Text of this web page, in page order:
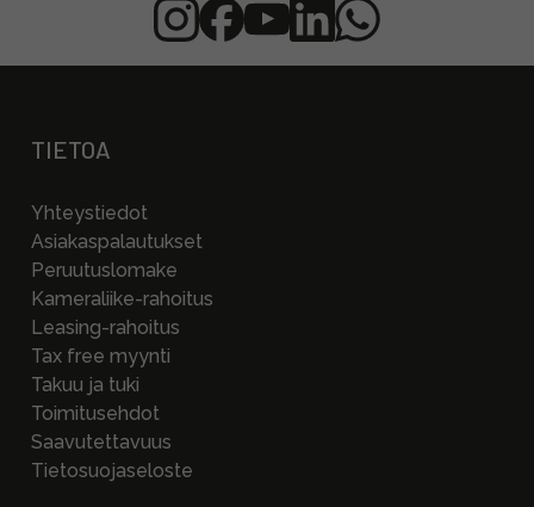
TIETOA
Yhteystiedot
Asiakaspalautukset
Peruutuslomake
Kameraliike-rahoitus
Leasing-rahoitus
Tax free myynti
Takuu ja tuki
Toimitusehdot
Saavutettavuus
Tietosuojaseloste